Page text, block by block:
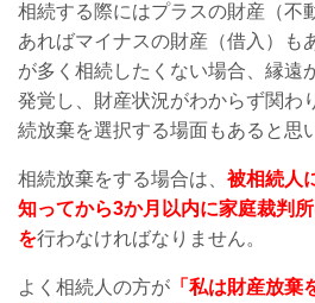
相続する際にはプラスの財産（不
あればマイナスの財産（借入）も
が多く相続したくない場合、縁遠
発覚し、財産状況がわからず関わ
続放棄を選択する場面もあると思
相続放棄をする場合は、 被相続人
知ってから3か月以内に家庭裁判
を行わなければなりません。
よく相続人の方が 「私は財産放棄